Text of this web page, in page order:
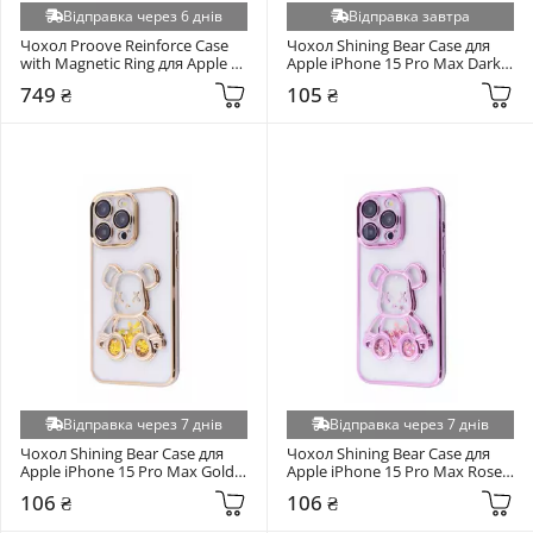
Nubia V70 (+5)
Oppo A57s 4G/A57 4G/A57e 4G/A77 4G/A77s 4G (+5)
Poco C85 4G (+5)
Poco X8 Pro Max 5G (+5)
Realme 13 Plus 5G (+5)
Realme 9 Pro (+5)
Realme C2 (+5)
Realme C25Y (+5)
Realme C25Y/C21Y (+5)
Realme C51 / Realme C53 (+5)
Realme C61 4G (+5)
Realme C71 (+5)
Realme Note 60 (+5)
Samsung Galaxy A07 (+5)
Відправка через 6 днів
Чохол Proove Reinforce Case
with Magnetic Ring для Apple
(6937091425)
749 ₴
Відправка завтра
Чохол Shining Bear Case для
Apple iPhone 15 Pro Max Dark
105 ₴
Відправка через 7 днів
Чохол Shining Bear Case для
Apple iPhone 15 Pro Max Gold
106 ₴
Відправка через 7 днів
Чохол Shining Bear Case для
Apple iPhone 15 Pro Max Rose
106 ₴